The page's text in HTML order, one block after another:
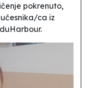
pokrenuto,
ca iz